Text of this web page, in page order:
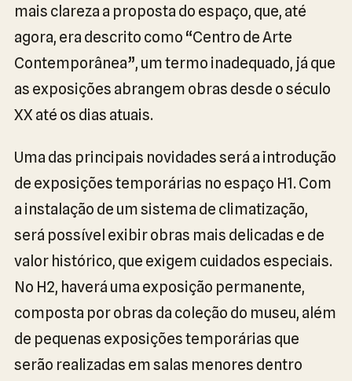
mais clareza a proposta do espaço, que, até
agora, era descrito como “Centro de Arte
Contemporânea”, um termo inadequado, já que
as exposições abrangem obras desde o século
XX até os dias atuais.
Uma das principais novidades será a introdução
de exposições temporárias no espaço H1. Com
a instalação de um sistema de climatização,
será possível exibir obras mais delicadas e de
valor histórico, que exigem cuidados especiais.
No H2, haverá uma exposição permanente,
composta por obras da coleção do museu, além
de pequenas exposições temporárias que
serão realizadas em salas menores dentro